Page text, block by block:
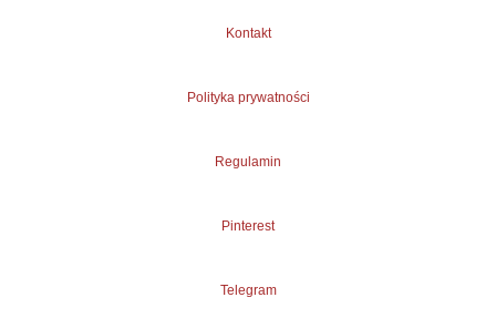
Kontakt
Polityka prywatności
Regulamin
Pinterest
Telegram